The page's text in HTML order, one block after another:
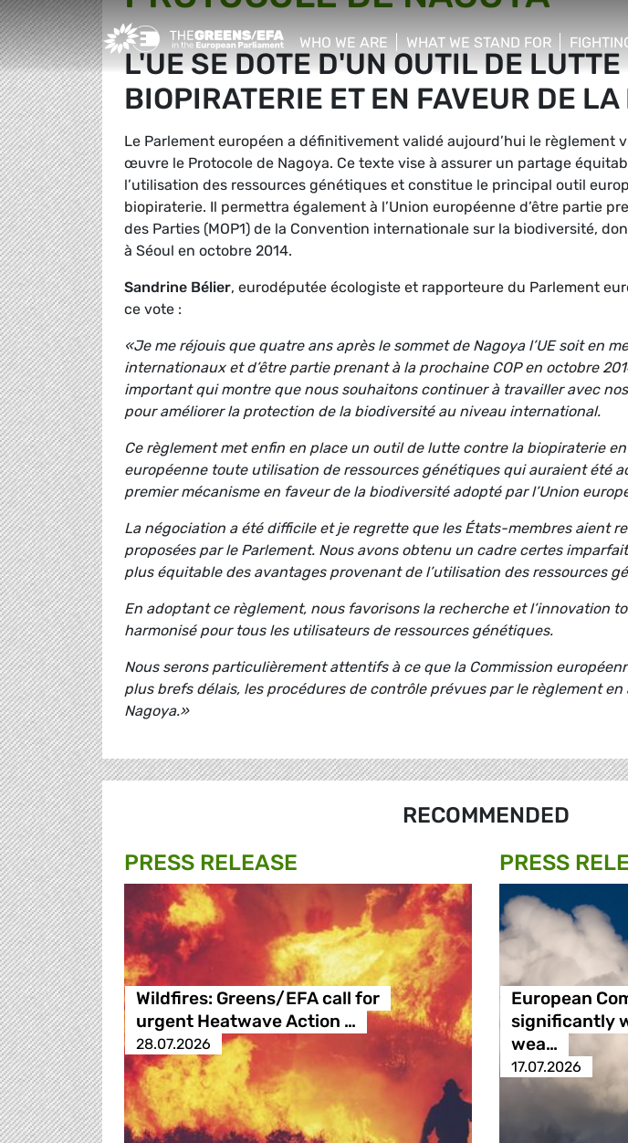
Greens/EFA Home
WHO WE ARE
show/hide sub menu
WHAT WE STAND FOR
show/hide sub menu
show/
L'UE SE DOTE D'UN OUTIL DE
BIOPIRATERIE ET EN FAVEUR DE
Le Parlement européen a définitivement validé aujourd’hui le règlement
œuvre le Protocole de Nagoya. Ce texte vise à assurer un partage
l’utilisation des ressources génétiques et constitue le principal outil
biopiraterie. Il permettra également à l’Union européenne d’être partie
des Parties (MOP1) de la Convention internationale sur la biodiversité,
à Séoul en octobre 2014.
Sandrine Bélier, eurodéputée écologiste et rapporteure du Parlement
ce vote :
«Je me réjouis que quatre ans après le sommet de Nagoya l’UE soit en
internationaux et d’être partie prenant à la prochaine COP en octobre
important qui montre que nous souhaitons continuer à travailler avec
pour améliorer la protection de la biodiversité au niveau international.
Ce règlement met enfin en place un outil de lutte contre la biopiraterie
européenne toute utilisation de ressources génétiques qui auraient été
premier mécanisme en faveur de la biodiversité adopté par l’Union
La négociation a été difficile et je regrette que les États-membres aient
proposées par le Parlement. Nous avons obtenu un cadre certes
plus équitable des avantages provenant de l’utilisation des ressources
En adoptant ce règlement, nous favorisons la recherche et l’innovation
harmonisé pour tous les utilisateurs de ressources génétiques.
Nous serons particulièrement attentifs à ce que la Commission
plus brefs délais, les procédures de contrôle prévues par le règlement
Nagoya.»
RECOMMENDED
PRESS RELEASE
Wildfires: Greens/EFA call for
urgent Heatwave Action …
28.07.2026
PRESS
European
significantly
wea…
17.07.2026